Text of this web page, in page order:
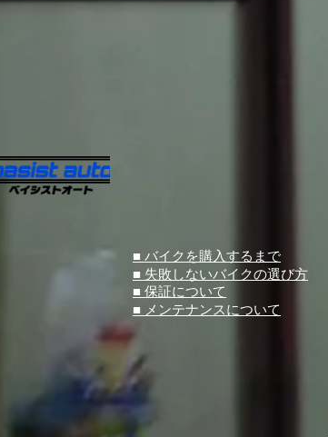
■ バイクを購入するまで
■ 失敗しないバイクの選び方
■ 保証について
■ メンテナンスについて